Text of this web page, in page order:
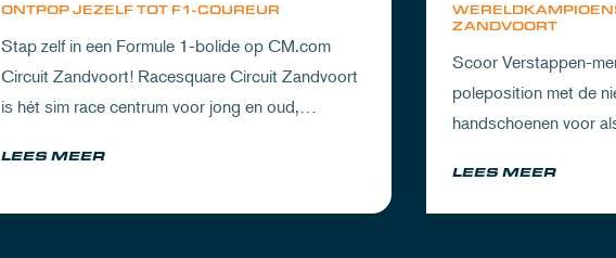
ONTPOP JEZELF TOT F1-COUREUR
Stap zelf in een Formule 1-bolide op CM.com
Circuit Zandvoort! Racesquare Circuit Zandvoort
is hét sim race centrum voor jong en oud,
LEES MEER
ZANDVOORT
Scoor Verstappen-
poleposition met de
handschoenen voor
LEES MEER